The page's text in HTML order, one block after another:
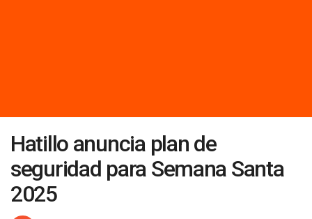
Hatillo anuncia plan de
seguridad para Semana Santa
2025